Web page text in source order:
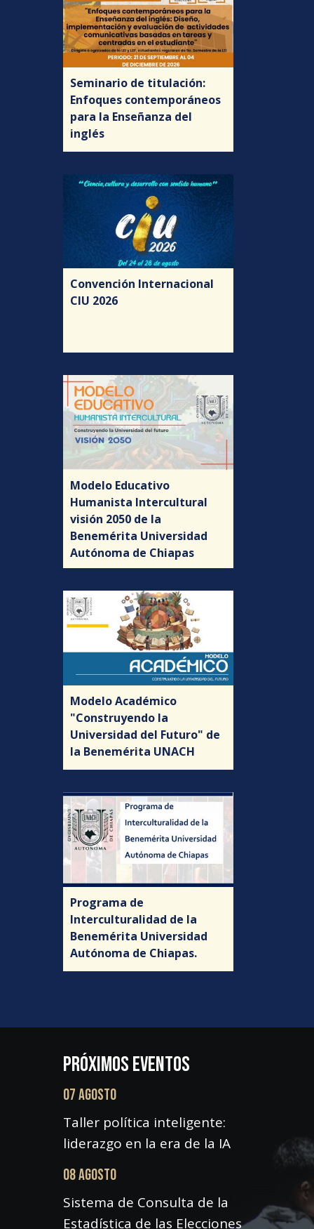
Seminario de titulación:
Enfoques contemporáneos
para la Enseñanza del
inglés
Convención Internacional
CIU 2026
Modelo Educativo
Humanista Intercultural
visión 2050 de la
Benemérita Universidad
Autónoma de Chiapas
Modelo Académico
"Construyendo la
Universidad del Futuro" de
la Benemérita UNACH
Programa de
Interculturalidad de la
Benemérita Universidad
Autónoma de Chiapas.
PRÓXIMOS EVENTOS
07 AGOSTO
Taller política inteligente:
liderazgo en la era de la IA
08 AGOSTO
Sistema de Consulta de la
Estadística de las Elecciones